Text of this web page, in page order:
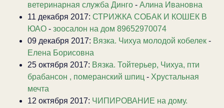
ветеринарная служба Динго - Алина Ивановна
11 декабря 2017: СТРИЖКА СОБАК И КОШЕК В
ЮАО - зоосалон на дом 89652970074
09 декабря 2017: Вязка. Чихуа молодой кобелек -
Елена Борисовна
25 октября 2017: Вязка. Тойтерьер, Чихуа, пти
брабансон , померанский шпиц - Хрустальная
мечта
12 октября 2017: ЧИПИРОВАНИЕ на дому.